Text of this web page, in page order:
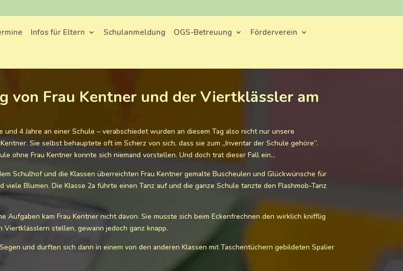
Infos für Eltern Schulanmeldung OGS-Betreuung
Förderverein
von Frau Kentner und der Viertklässler am
und 4 Jahre an einer Schule – verabschiedet wurden an diesem Tag also nicht nur unsere
Sie selbst behauptete oft im Scherz von sich, dass sie zum „Inventar der Schule gehöre“.
ohne Frau Kentner konnte sich niemand vorstellen. Und doch trat dieser Fall ein…
Schulhof und die Klassen überreichten Frau Kentner gemalte Buscheulen und Glückwünsche für
viele Blumen. Die Klasse 2a führte einen Tanz auf und die ganze Schule tanzte den Flashmob-Tanz
Aufgaben kam Frau Kentner nicht davon. Sie musste sich beim Eckenfrechnen den wirklich knifflig
stellen, gewann jedoch ganz knapp.
und durften sich dann in einem von den anderen Klassen mit Taschentüchern gebildeten Spalier